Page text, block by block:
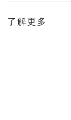
了解更多